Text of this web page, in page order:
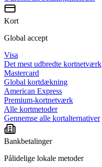
Kort
Global accept
Visa
Det mest udbredte kortnetværk
Mastercard
Global kortdækning
American Express
Premium-kortnetværk
Alle kortmetoder
Gennemse alle kortalternativer
Bankbetalinger
Pålidelige lokale metoder